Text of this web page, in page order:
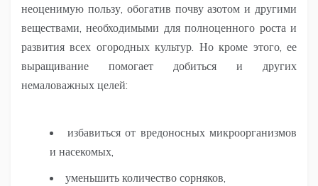
неоценимую пользу, обогатив почву азотом и другими
веществами, необходимыми для полноценного роста и
развития всех огородных культур. Но кроме этого, ее
выращивание помогает добиться и других
немаловажных целей:
избавиться от вредоносных микроорганизмов
и насекомых,
уменьшить количество сорняков,